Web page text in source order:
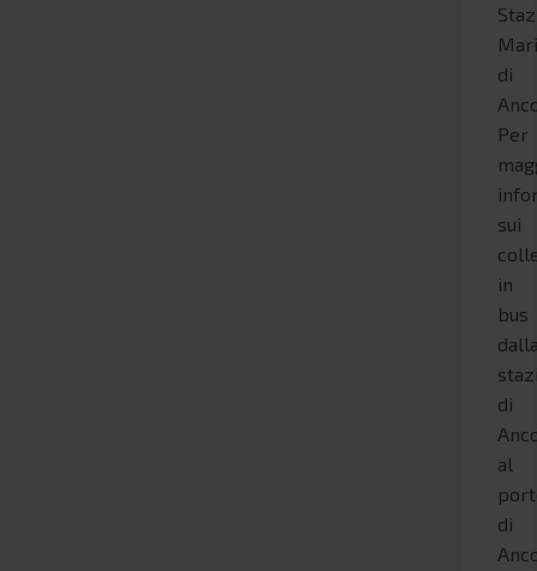
di
Per
sui
in
bus
di
al
di